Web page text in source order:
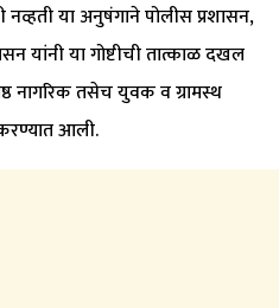
नव्हती या अनुषंगाने पोलीस प्रशासन,
यांनी या गोष्टीची तात्काळ दखल
नागरिक तसेच युवक व ग्रामस्थ
आली.